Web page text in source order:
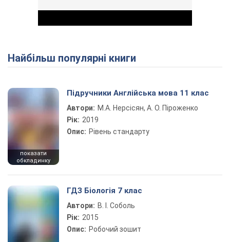
Play Video
Найбільш популярні книги
показати
обкладинку
Підручники Англійська мова 11 клас
Автори: М.А. Нерсісян, А. О. Піроженко
Рік: 2019
Опис: Рівень стандарту
ГДЗ Біологія 7 клас
Автори: В. І. Соболь
Рік: 2015
Опис: Робочий зошит